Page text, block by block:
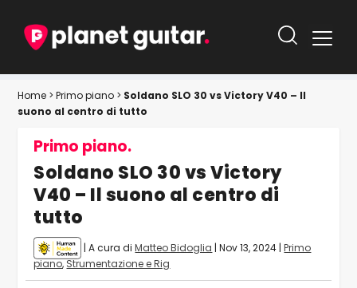
Home >Primo piano > Soldano SLO 30 vs Victory V40 – Il
suono al centro di tutto
Primo piano.
Soldano SLO 30 vs Victory
V40 – Il suono al centro di
tutto
| A cura diMatteo Bidoglia |Nov 13, 2024 |Primo
piano,Strumentazione e Rig